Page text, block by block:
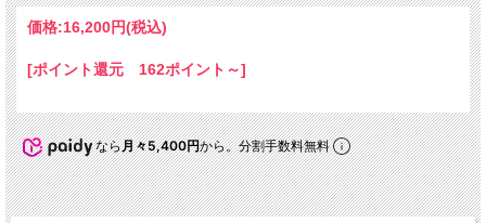
価格:16,200円(税込)
[ポイント還元 162ポイント～]
なら月々5,400円から。分割手数料無料